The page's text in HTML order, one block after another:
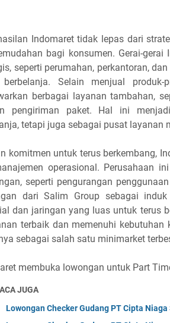
Indomaret tidak lepas dari
bagi konsumen. Gerai-
seperti perumahan, perkantoran,
Selain menjual produk-
berbagai layanan tambahan,
pengiriman paket. Hal ini
tetapi juga sebagai pusat layanan
komitmen untuk terus berkembang,
operasional. Perusahaan
seperti pengurangan
dari Salim Group sebagai
dan jaringan yang luas untuk terus
terbaik dan memenuhi kebutuhan
sebagai salah satu minimarket
membuka lowongan untuk Part
JUGA
Lowongan Checker Gudang PT Cipta